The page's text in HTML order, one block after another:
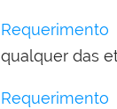
qualquer das